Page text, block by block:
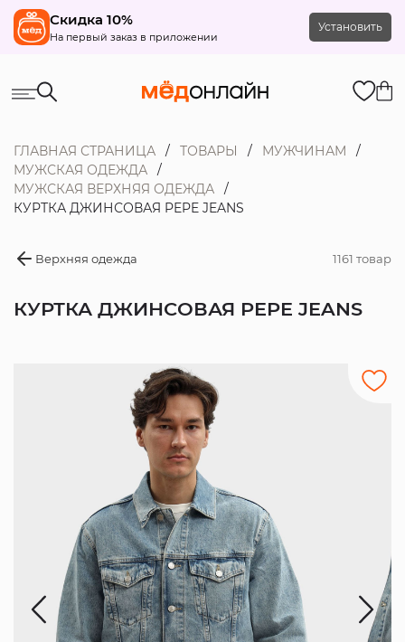
Скидка 10%
На первый заказ в приложении
Установить
ГЛАВНАЯ СТРАНИЦА ТОВАРЫ
МУЖЧИНАМ
МУЖСКАЯ ОДЕЖДА
МУЖСКАЯ ВЕРХНЯЯ ОДЕЖДА
КУРТКА ДЖИНСОВАЯ PEPE JEANS
Верхняя одежда 1161 товар
КУРТКА ДЖИНСОВАЯ PEPE JEANS